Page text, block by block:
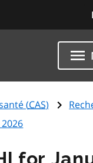
(CAS)